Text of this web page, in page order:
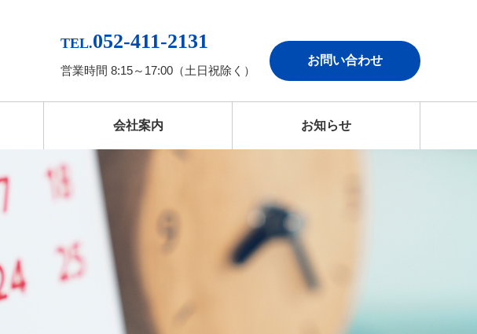
TEL.052-411-2131
営業時間 8:15～17:00（土日祝除く）
お問い合わせ
会社案内 お知らせ